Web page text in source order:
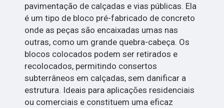
pavimentação de calçadas e vias públicas. Ela
é um tipo de bloco pré-fabricado de concreto
onde as peças são encaixadas umas nas
outras, como um grande quebra-cabeça. Os
blocos colocados podem ser retirados e
recolocados, permitindo consertos
subterrâneos em calçadas, sem danificar a
estrutura. Ideais para aplicações residenciais
ou comerciais e constituem uma eficaz